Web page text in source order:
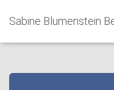
Sabine Blumenstein